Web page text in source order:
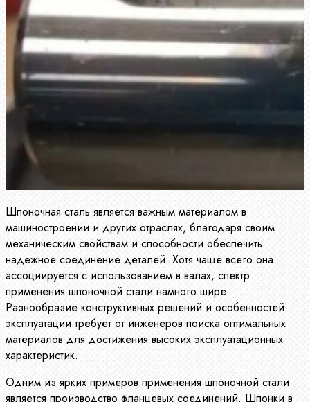
Шпоночная сталь является важным материалом в
машиностроении и других отраслях, благодаря своим
механическим свойствам и способности обеспечить
надежное соединение деталей. Хотя чаще всего она
ассоциируется с использованием в валах, спектр
применения шпоночной стали намного шире.
Разнообразие конструктивных решений и особенностей
эксплуатации требует от инженеров поиска оптимальных
материалов для достижения высоких эксплуатационных
характеристик.
Одним из ярких примеров применения шпоночной стали
является производство фланцевых соединений. Шпонки в